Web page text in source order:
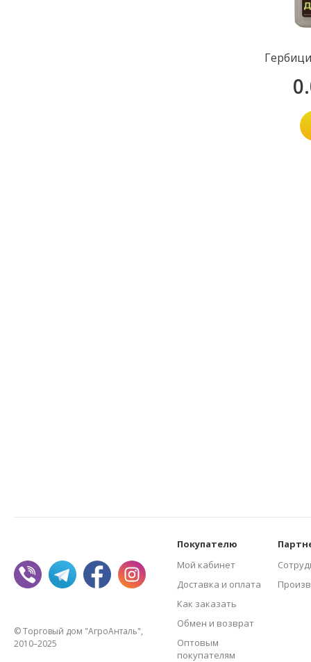
© Торговый дом "АгроАнталь",
2010–2025
Покупателю
Мой кабинет
Доставка и оплата
Как заказать
Обмен и возврат
Оптовым
покупателям